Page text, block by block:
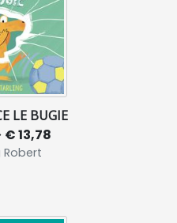
LE BUGIE
€ 13,78
Robert